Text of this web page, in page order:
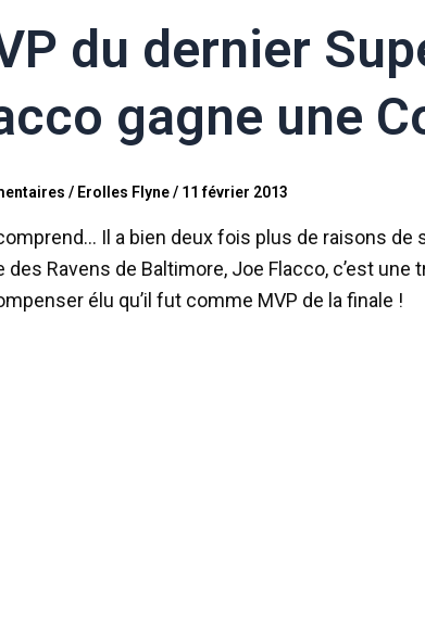
du dernier
gagne une
/ Erolles Flyne/ 11 février 2013
Il a bien deux fois plus de raisons
des Ravens de Baltimore, Joe Flacco, c’est
élu qu’il fut comme MVP de la finale !